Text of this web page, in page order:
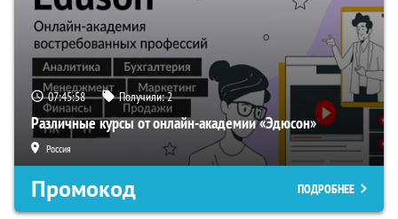
07:45:57 Получили:2
Различные курсы от онлайн-академии «Эдюсон»
Россия
Промокод ПОДРОБНЕЕ